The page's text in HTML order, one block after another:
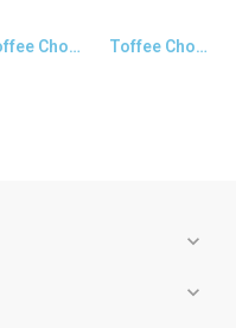
rápidaToffee Chocolate Vista rápidaToffee Chocolate y Menta
expand_more
expand_more